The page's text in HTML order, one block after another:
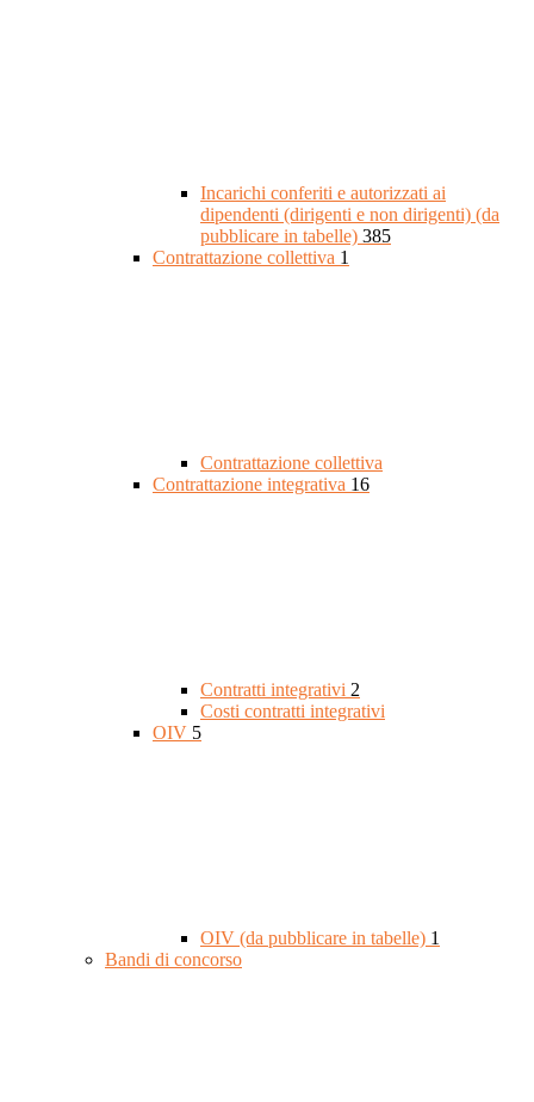
Incarichi conferiti e autorizzati ai
dipendenti (dirigenti e non dirigenti) (da
pubblicare in tabelle) 385
Contrattazione collettiva 1
Contrattazione collettiva
Contrattazione integrativa 16
Contratti integrativi 2
Costi contratti integrativi
OIV 5
OIV (da pubblicare in tabelle) 1
Bandi di concorso